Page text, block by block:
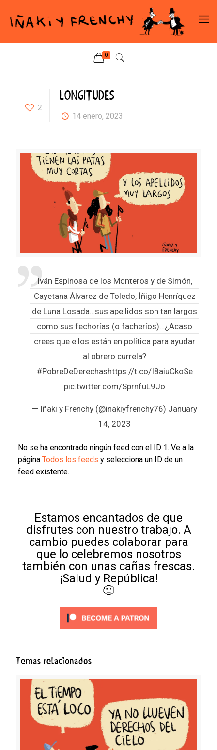
0
2
LONGITUDES
14 enero, 2023
Iván Espinosa de los Monteros y de Simón,
Cayetana Álvarez de Toledo, Íñigo Henríquez
de Luna Losada…sus apellidos son tan largos
como sus fechorías (o facheríos)…¿Acaso
crees que ellos están en política para ayudar
al obrero currela?
#PobreDeDerechashttps://t.co/I8aiuCkoSe
pic.twitter.com/SprnfuL9Jo
— Iñaki y Frenchy (@inakiyfrenchy76)January
14, 2023
No se ha encontrado ningún feed con el ID 1. Ve a la
página Todos los feeds y selecciona un ID de un
feed existente.
Estamos encantados de que
disfrutes con nuestro trabajo. A
cambio puedes colaborar para
que lo celebremos nosotros
también con unas cañas frescas.
¡Salud y República!
🙂
Temas relacionados